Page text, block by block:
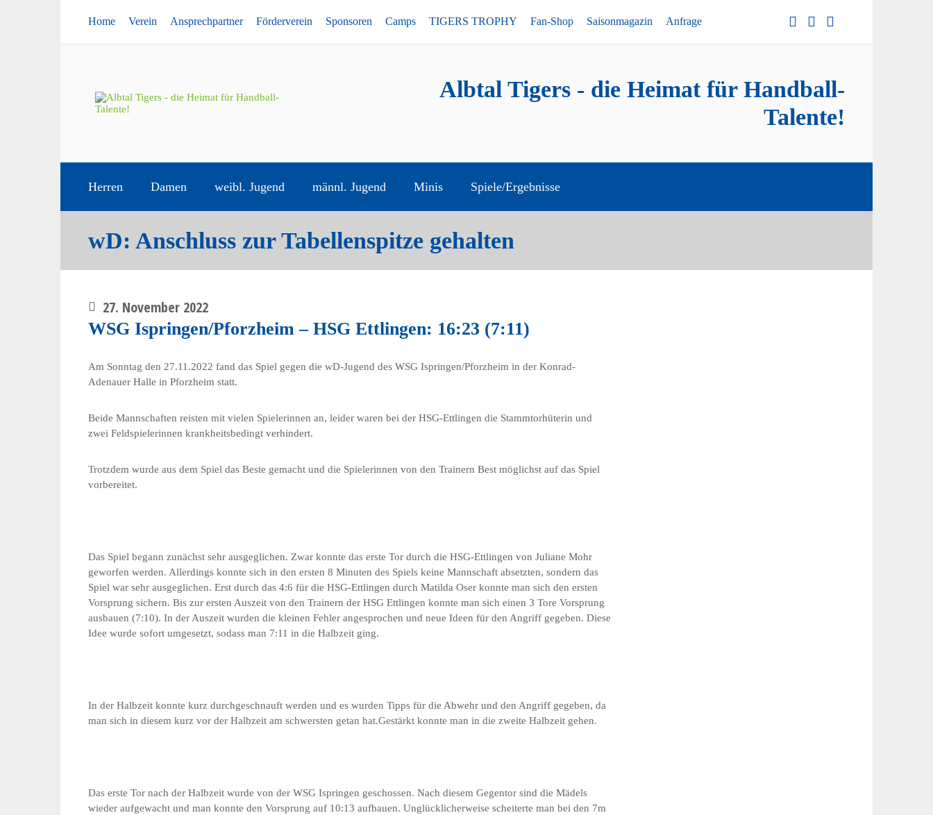
Home Verein Ansprechpartner Förderverein Sponsoren Camps TIGERS TROPHY Fan-Shop Saisonmagazin Anfrage
Albtal Tigers - die Heimat für Handball-
Talente!
Herren Damen weibl. Jugend männl. Jugend Minis Spiele/Ergebnisse
wD: Anschluss zur Tabellenspitze gehalten
27. November 2022
WSG Ispringen/Pforzheim – HSG Ettlingen: 16:23 (7:11)
Am Sonntag den 27.11.2022 fand das Spiel gegen die wD-Jugend des WSG Ispringen/Pforzheim in der Konrad-
Adenauer Halle in Pforzheim statt.
Beide Mannschaften reisten mit vielen Spielerinnen an, leider waren bei der HSG-Ettlingen die Stammtorhüterin und
zwei Feldspielerinnen krankheitsbedingt verhindert.
Trotzdem wurde aus dem Spiel das Beste gemacht und die Spielerinnen von den Trainern Best möglichst auf das Spiel
vorbereitet.
Das Spiel begann zunächst sehr ausgeglichen. Zwar konnte das erste Tor durch die HSG-Ettlingen von Juliane Mohr
geworfen werden. Allerdings konnte sich in den ersten 8 Minuten des Spiels keine Mannschaft absetzten, sondern das
Spiel war sehr ausgeglichen. Erst durch das 4:6 für die HSG-Ettlingen durch Matilda Oser konnte man sich den ersten
Vorsprung sichern. Bis zur ersten Auszeit von den Trainern der HSG Ettlingen konnte man sich einen 3 Tore Vorsprung
ausbauen (7:10). In der Auszeit wurden die kleinen Fehler angesprochen und neue Ideen für den Angriff gegeben. Diese
Idee wurde sofort umgesetzt, sodass man 7:11 in die Halbzeit ging.
In der Halbzeit konnte kurz durchgeschnauft werden und es wurden Tipps für die Abwehr und den Angriff gegeben, da
man sich in diesem kurz vor der Halbzeit am schwersten getan hat.Gestärkt konnte man in die zweite Halbzeit gehen.
Das erste Tor nach der Halbzeit wurde von der WSG Ispringen geschossen. Nach diesem Gegentor sind die Mädels
wieder aufgewacht und man konnte den Vorsprung auf 10:13 aufbauen. Unglücklicherweise scheiterte man bei den 7m